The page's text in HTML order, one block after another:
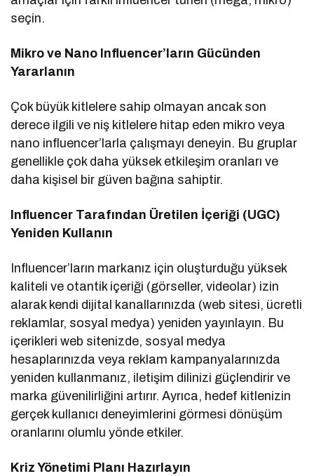
seçin.
Mikro ve Nano Influencer’ların Gücünden
Yararlanın
Çok büyük kitlelere sahip olmayan ancak son
derece ilgili ve niş kitlelere hitap eden mikro veya
nano influencer’larla çalışmayı deneyin. Bu gruplar
genellikle çok daha yüksek etkileşim oranları ve
daha kişisel bir güven bağına sahiptir.
Influencer Tarafından Üretilen İçeriği (UGC)
Yeniden Kullanın
Influencer’ların markanız için oluşturduğu yüksek
kaliteli ve otantik içeriği (görseller, videolar) izin
alarak kendi dijital kanallarınızda (web sitesi, ücretli
reklamlar, sosyal medya) yeniden yayınlayın. Bu
içerikleri web sitenizde, sosyal medya
hesaplarınızda veya reklam kampanyalarınızda
yeniden kullanmanız, iletişim dilinizi güçlendirir ve
marka güvenilirliğini artırır. Ayrıca, hedef kitlenizin
gerçek kullanıcı deneyimlerini görmesi dönüşüm
oranlarını olumlu yönde etkiler.
Kriz Yönetimi Planı Hazırlayın